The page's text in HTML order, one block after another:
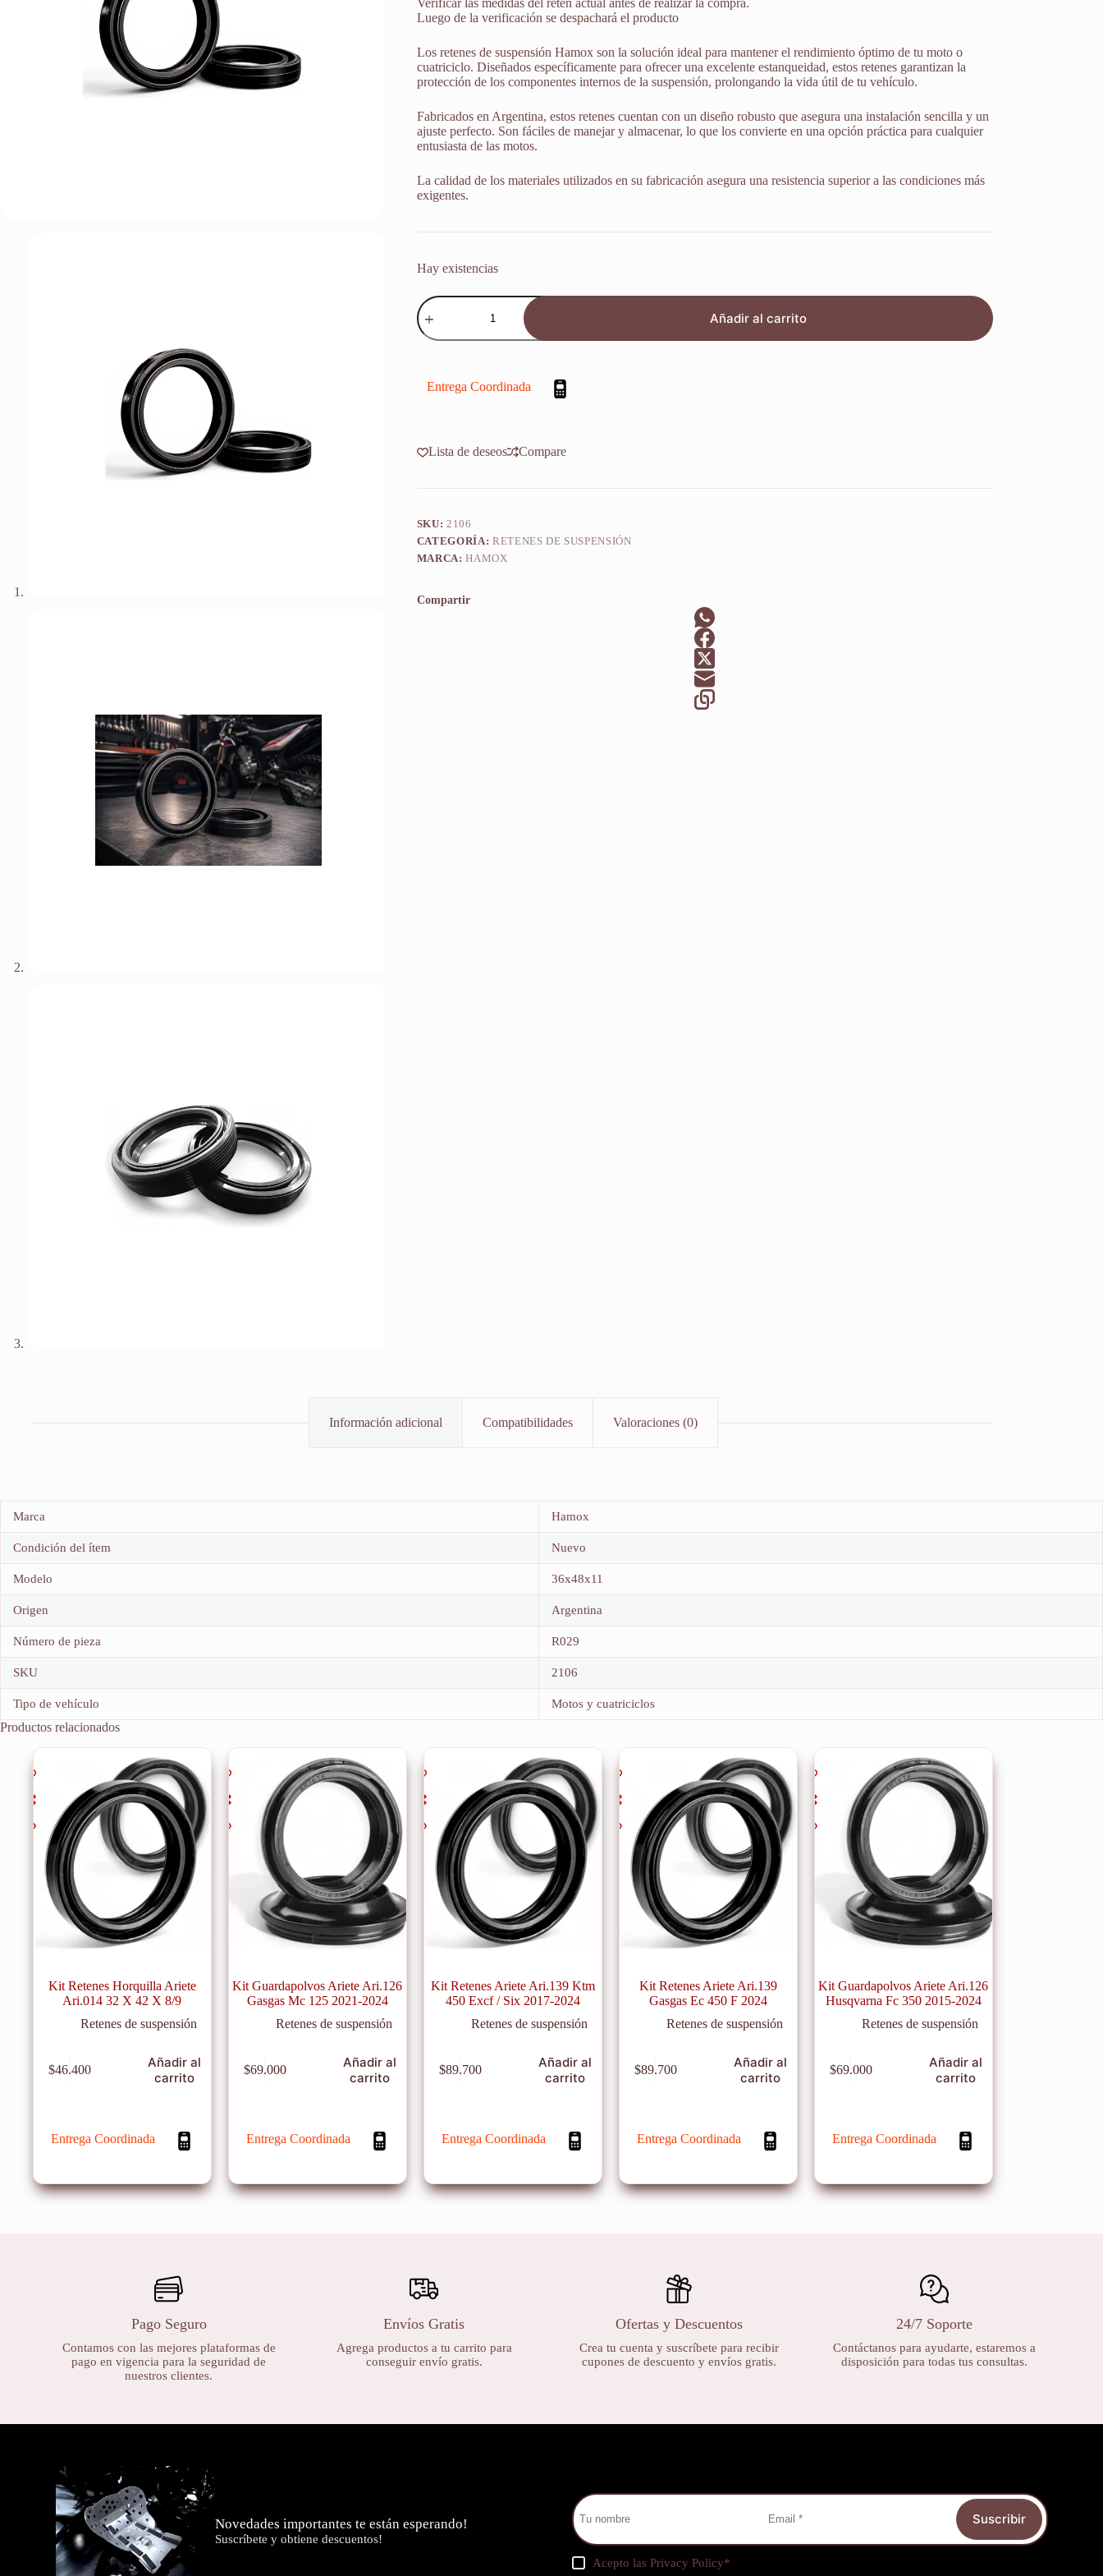
Verificar las medidas del retén actual antes de realizar la compra.
Luego de la verificación se despachará el producto
Los retenes de suspensión Hamox son la solución ideal para mantener el rendimiento óptimo de tu moto o
cuatriciclo. Diseñados específicamente para ofrecer una excelente estanqueidad, estos retenes garantizan la
protección de los componentes internos de la suspensión, prolongando la vida útil de tu vehículo.
Fabricados en Argentina, estos retenes cuentan con un diseño robusto que asegura una instalación sencilla y un
ajuste perfecto. Son fáciles de manejar y almacenar, lo que los convierte en una opción práctica para cualquier
entusiasta de las motos.
La calidad de los materiales utilizados en su fabricación asegura una resistencia superior a las condiciones más
exigentes.
Hay existencias
Retenes
Suspensión
Kawasaki
Kz
82/83
Añadir al carrito
Entrega Coordinada
Lista de deseos Compare
SKU:2106
CATEGORÍA: RETENES DE SUSPENSIÓN
MARCA:HAMOX
Compartir
Información adicional Compatibilidades Valoraciones (0)
Marca Hamox
Condición del ítem Nuevo
Modelo 36x48x11
Origen Argentina
Número de pieza R029
SKU 2106
Tipo de vehículo Motos y cuatriciclos
Productos relacionados
Kit Retenes Horquilla Ariete
Ari.014 32 X 42 X 8/9
Retenes de suspensión
$46.400
Añadir al
carrito
Entrega Coordinada
Kit Guardapolvos Ariete Ari.126
Gasgas Mc 125 2021-2024
Retenes de suspensión
$69.000
Añadir al
carrito
Entrega Coordinada
Kit Retenes Ariete Ari.139 Ktm
450 Excf / Six 2017-2024
Retenes de suspensión
$89.700
Añadir al
carrito
Entrega Coordinada
Kit Retenes Ariete Ari.139
Gasgas Ec 450 F 2024
Retenes de suspensión
$89.700
Añadir al
carrito
Entrega Coordinada
Kit Guardapolvos Ariete Ari.126
Husqvarna Fc 350 2015-2024
Retenes de suspensión
$69.000
Añadir al
carrito
Entrega Coordinada
Pago Seguro
Contamos con las mejores plataformas de
pago en vigencia para la seguridad de
nuestros clientes.
Envíos Gratis
Agrega productos a tu carrito para
conseguir envío gratis.
Ofertas y Descuentos
Crea tu cuenta y suscríbete para recibir
cupones de descuento y envíos gratis.
24/7 Soporte
Contáctanos para ayudarte, estaremos a
disposición para todas tus consultas.
Novedades importantes te están esperando!
Suscríbete y obtiene descuentos!
Suscribir
Acepto lasPrivacy Policy*